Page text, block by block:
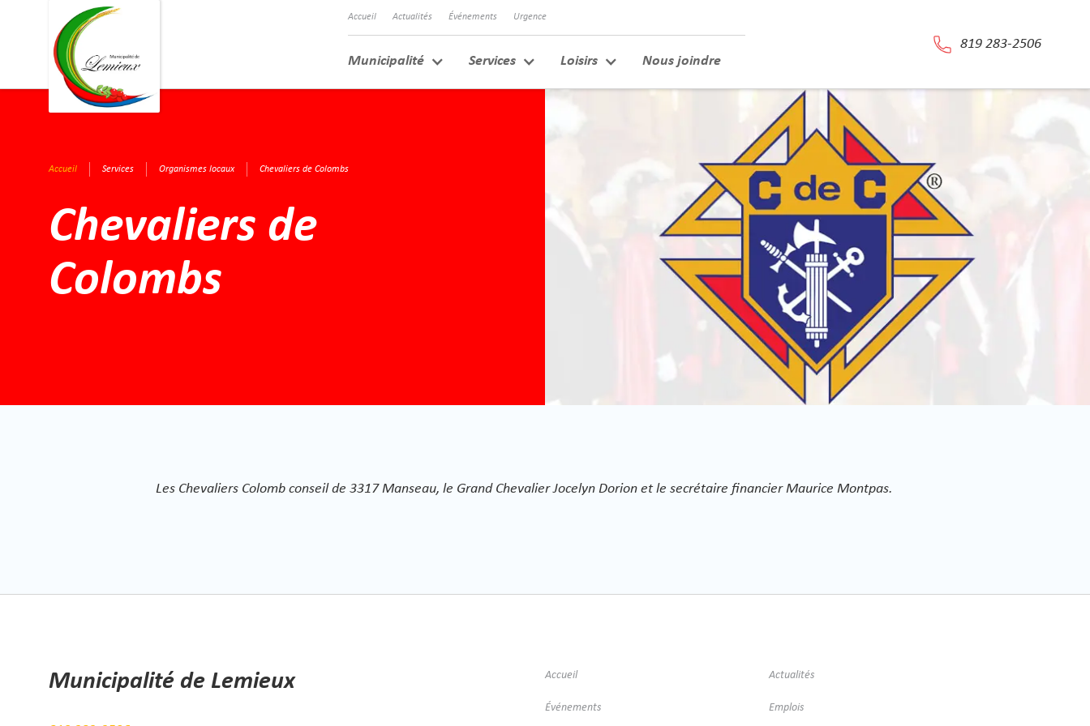
Accueil Actualités Événements Urgence
Municipalité Services Loisirs Nous joindre
819 283-2506
Accueil Services Organismes locaux Chevaliers de Colombs
Chevaliers de
Colombs
Les Chevaliers Colomb conseil de 3317 Manseau, le Grand Chevalier Jocelyn Dorion et le secrétaire financier Maurice Montpas.
Municipalité de Lemieux Accueil Actualités
Événements Emplois